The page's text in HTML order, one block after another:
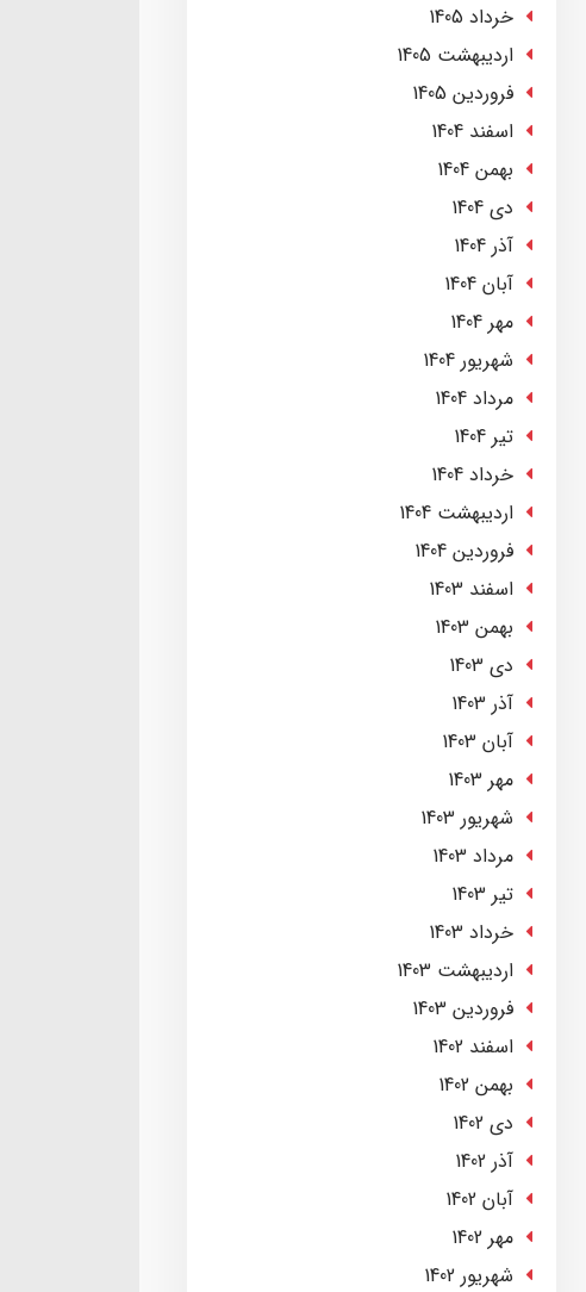
خرداد 1405
ارديبهشت 1405
فروردین 1405
اسفند 1404
بهمن 1404
دی 1404
آذر 1404
آبان 1404
مهر 1404
شهریور 1404
مرداد 1404
تير 1404
خرداد 1404
ارديبهشت 1404
فروردین 1404
اسفند 1403
بهمن 1403
دی 1403
آذر 1403
آبان 1403
مهر 1403
شهریور 1403
مرداد 1403
تير 1403
خرداد 1403
ارديبهشت 1403
فروردین 1403
اسفند 1402
بهمن 1402
دی 1402
آذر 1402
آبان 1402
مهر 1402
شهریور 1402